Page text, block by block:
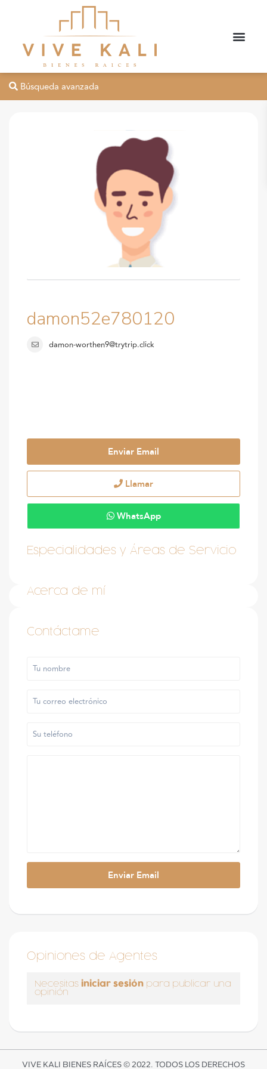
Búsqueda avanzada
damon52e780120
damon-worthen9@trytrip.click
Enviar Email
Llamar
WhatsApp
Especialidades y Áreas de Servicio
Acerca de mí
Contáctame
Opiniones de Agentes
Necesitas iniciar sesión para publicar una
opinión
VIVE KALI BIENES RAÍCES © 2022. TODOS LOS DERECHOS